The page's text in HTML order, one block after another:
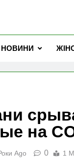
НОВИНИ
на
Ago 0 1